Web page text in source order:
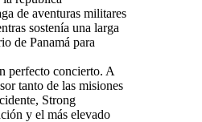
de aventuras militares
sostenía una larga
de Panamá para
perfecto concierto. A
tanto de las misiones
Strong
y el más elevado